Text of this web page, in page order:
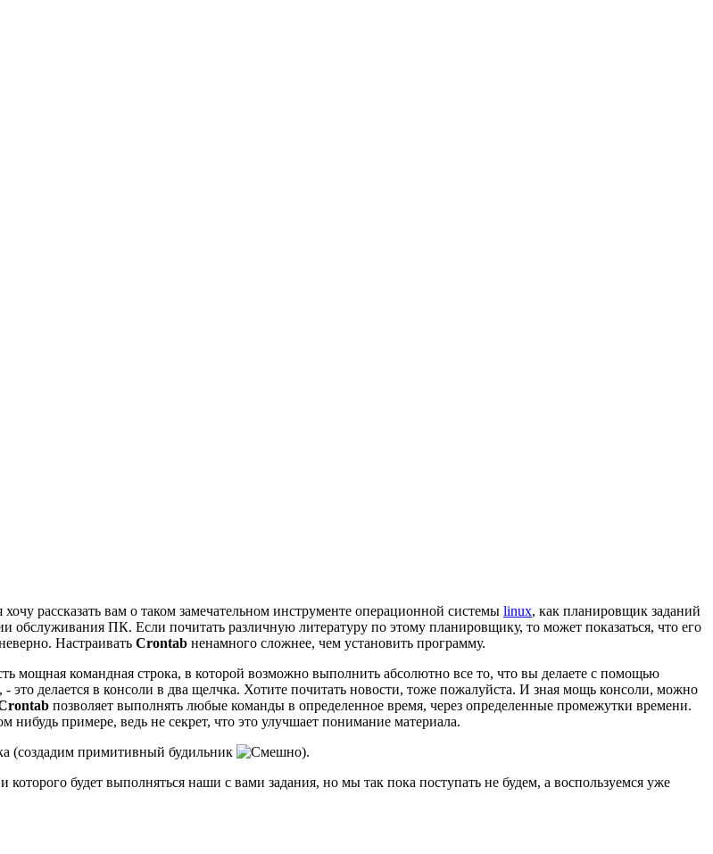
рассказать вам о таком замечательном инструменте операционной системы linux, как планировщик заданий
ПК. Если почитать различную литературу по этому планировщику, то может показаться, что его
Настраивать Crontab ненамного сложнее, чем установить программу.
мощная командная строка, в которой возможно выполнить абсолютно все то, что вы делаете с помощью
это делается в консоли в два щелчка. Хотите почитать новости, тоже пожалуйста. И зная мощь консоли, можно
позволяет выполнять любые команды в определенное время, через определенные промежутки времени.
нибудь примере, ведь не секрет, что это улучшает понимание материала.
(создадим примитивный будильник
).
которого будет выполняться наши с вами задания, но мы так пока поступать не будем, а воспользуемся уже